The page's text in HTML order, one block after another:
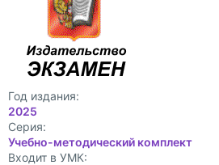
Год издания:
2025
Cерия:
Учебно-методический комплект
Входит в УМК: